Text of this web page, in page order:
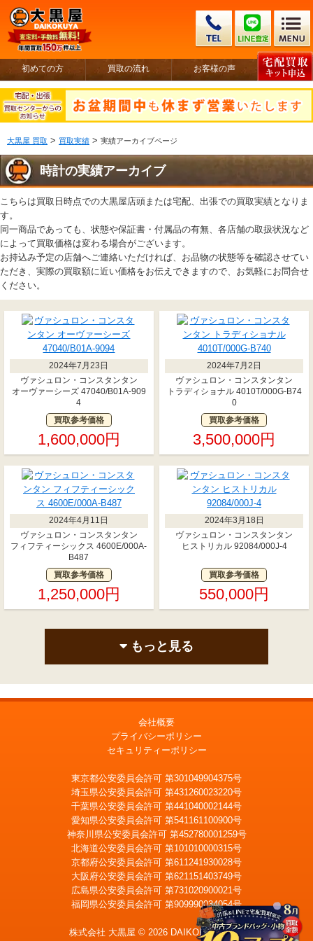
初めての方 買取の流れ お客様の声
大黒屋 買取 > 買取実績 > 実績アーカイブページ
時計の実績アーカイブ
こちらは買取日時点での大黒屋店頭または宅配、出張での買取実績となりま
す。
同一商品であっても、状態や保証書・付属品の有無、各店舗の取扱状況など
によって買取価格は変わる場合がございます。
お持込み予定の店舗へご連絡いただければ、お品物の状態等を確認させてい
ただき、実際の買取額に近い価格をお伝えできますので、お気軽にお問合せ
ください。
2024年7月23日
ヴァシュロン・コンスタンタン
オーヴァーシーズ 47040/B01A-909
4
買取参考価格
1,600,000円
2024年7月2日
ヴァシュロン・コンスタンタン
トラディショナル 4010T/000G-B74
0
買取参考価格
3,500,000円
2024年4月11日
ヴァシュロン・コンスタンタン
フィフティーシックス 4600E/000A-
B487
買取参考価格
1,250,000円
2024年3月18日
ヴァシュロン・コンスタンタン
ヒストリカル 92084/000J-4
買取参考価格
550,000円
もっと見る
LINE査定 メール査定
会社概要
プライバシーポリシー
セキュリティーポリシー
東京都公安委員会許可 第301049904375号
埼玉県公安委員会許可 第431260023220号
千葉県公安委員会許可 第441040002144号
愛知県公安委員会許可 第541161100900号
神奈川県公安委員会許可 第452780001259号
北海道公安委員会許可 第101010000315号
京都府公安委員会許可 第611241930028号
大阪府公安委員会許可 第621151403749号
広島県公安委員会許可 第731020900021号
福岡県公安委員会許可 第909990034054号
株式会社 大黒屋 © 2026 DAIKOKUYA, Inc.